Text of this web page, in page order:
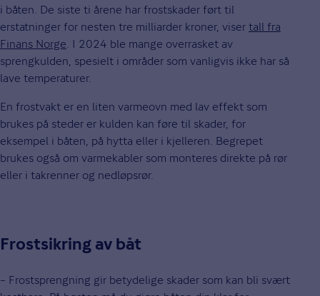
i båten. De siste ti årene har frostskader ført til
erstatninger for nesten tre milliarder kroner, viser tall fra
Finans Norge . I 2024 ble mange overrasket av
sprengkulden, spesielt i områder som vanligvis ikke har så
lave temperaturer.
En frostvakt er en liten varmeovn med lav effekt som
brukes på steder er kulden kan føre til skader, for
eksempel i båten, på hytta eller i kjelleren. Begrepet
brukes også om varmekabler som monteres direkte på rør
eller i takrenner og nedløpsrør.
Frostsikring av båt
– Frostsprengning gir betydelige skader som kan bli svært